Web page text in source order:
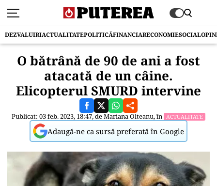
DEZVALUIRIACTUALITATEPOLITICĂFINANCIARECONOMIESOCIAL
O bătrână de 90 de ani a fost
atacată de un câine.
Elicopterul SMURD intervine
Publicat: 03 feb. 2023, 18:47, deMariana Olteanu, în ACTUALITATE
Adaugă-ne ca sursă preferată în Google